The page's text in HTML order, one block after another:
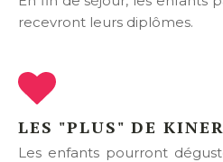
recevront leurs diplômes.
LES "PLUS" DE
Les enfants pourront